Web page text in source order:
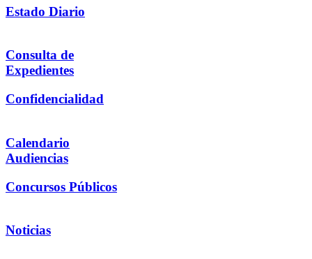
Estado Diario
Consulta de
Expedientes
Confidencialidad
Calendario
Audiencias
Concursos Públicos
Noticias